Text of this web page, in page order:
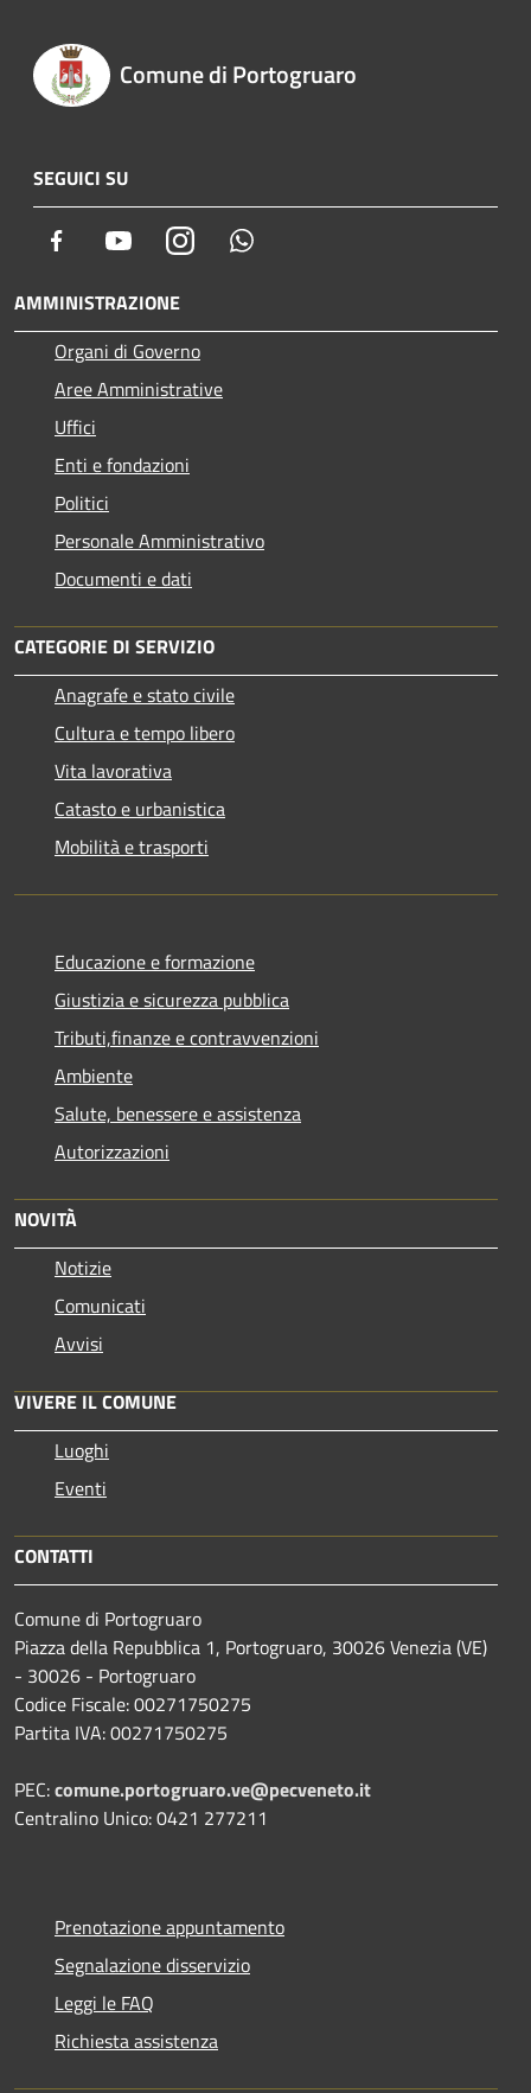
Comune di Portogruaro
SEGUICI SU
Facebook YoutubeInstagram
AMMINISTRAZIONE
Organi di Governo
Aree Amministrative
Uffici
Enti e fondazioni
Politici
Personale Amministrativo
Documenti e dati
CATEGORIE DI SERVIZIO
Anagrafe e stato civile
Cultura e tempo libero
Vita lavorativa
Catasto e urbanistica
Mobilità e trasporti
Educazione e formazione
Giustizia e sicurezza pubblica
Tributi,finanze e contravvenzioni
Ambiente
Salute, benessere e assistenza
Autorizzazioni
NOVITÀ
Notizie
Comunicati
Avvisi
VIVERE IL COMUNE
Luoghi
Eventi
CONTATTI
Comune di Portogruaro
Piazza della Repubblica 1, Portogruaro, 30026 Venezia (VE)
- 30026 - Portogruaro
Codice Fiscale: 00271750275
Partita IVA: 00271750275
PEC:comune.portogruaro.ve@pecveneto.it
Centralino Unico: 0421 277211
Prenotazione appuntamento
Segnalazione disservizio
Leggi le FAQ
Richiesta assistenza